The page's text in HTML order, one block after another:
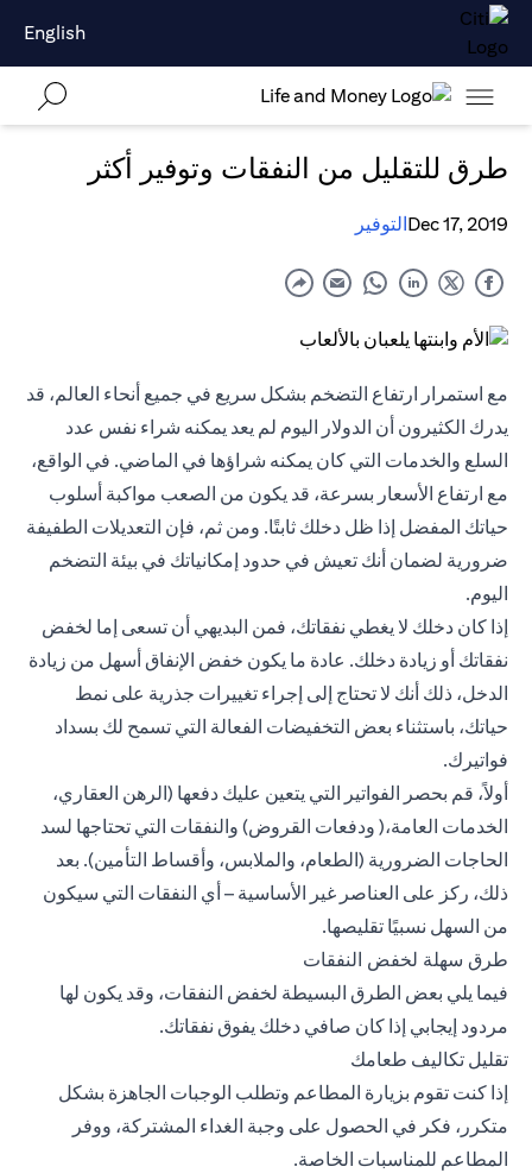
English
طرق للتقليل من النفقات وتوفير أكثر
Dec 17, 2019التوفير
مع استمرار ارتفاع التضخم بشكل سريع في جميع أنحاء العالم، قد
يدرك الكثيرون أن الدولار اليوم لم يعد يمكنه شراء نفس عدد
السلع والخدمات التي كان يمكنه شراؤها في الماضي. في الواقع،
مع ارتفاع الأسعار بسرعة، قد يكون من الصعب مواكبة أسلوب
حياتك المفضل إذا ظل دخلك ثابتًا. ومن ثم، فإن التعديلات الطفيفة
ضرورية لضمان أنك تعيش في حدود إمكانياتك في بيئة التضخم
اليوم.
إذا كان دخلك لا يغطي نفقاتك، فمن البديهي أن تسعى إما لخفض
نفقاتك أو زيادة دخلك. عادة ما يكون خفض الإنفاق أسهل من زيادة
الدخل، ذلك أنك لا تحتاج إلى إجراء تغييرات جذرية على نمط
حياتك، باستثناء بعض التخفيضات الفعالة التي تسمح لك بسداد
فواتيرك.
أولاً، قم بحصر الفواتير التي يتعين عليك دفعها (الرهن العقاري،
الخدمات العامة،( ودفعات القروض) والنفقات التي تحتاجها لسد
الحاجات الضرورية (الطعام، والملابس، وأقساط التأمين). بعد
ذلك، ركز على العناصر غير الأساسية – أي النفقات التي سيكون
من السهل نسبيًا تقليصها.
طرق سهلة لخفض النفقات
فيما يلي بعض الطرق البسيطة لخفض النفقات، وقد يكون لها
مردود إيجابي إذا كان صافي دخلك يفوق نفقاتك.
تقليل تكاليف طعامك
إذا كنت تقوم بزيارة المطاعم وتطلب الوجبات الجاهزة بشكل
متكرر، فكر في الحصول على وجبة الغداء المشتركة، ووفر
المطاعم للمناسبات الخاصة.